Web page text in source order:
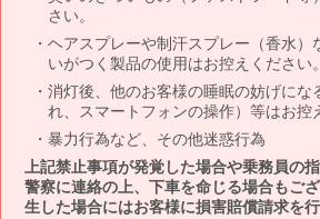
さい。
ヘアスプレーや制汗スプレー（香水）
いがつく製品の使用はお控えください。
消灯後、他のお客様の睡眠の妨げにな
れ、スマートフォンの操作）等はお控
暴力行為など、その他迷惑行為
上記禁止事項が発覚した場合や乗務員の
警察に連絡の上、下車を命じる場合もご
生した場合にはお客様に損害賠償請求を行